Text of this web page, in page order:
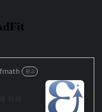
광고